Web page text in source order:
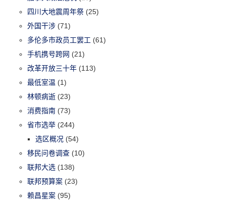
四川大地震周年祭 (25)
外国干涉 (71)
多伦多市政员工罢工 (61)
手机携号跨网 (21)
改革开放三十年 (113)
最低室温 (1)
林顿病逝 (23)
消费指南 (73)
省市选举 (244)
选区概况 (54)
移民问卷调查 (10)
联邦大选 (138)
联邦预算案 (23)
赖昌星案 (95)